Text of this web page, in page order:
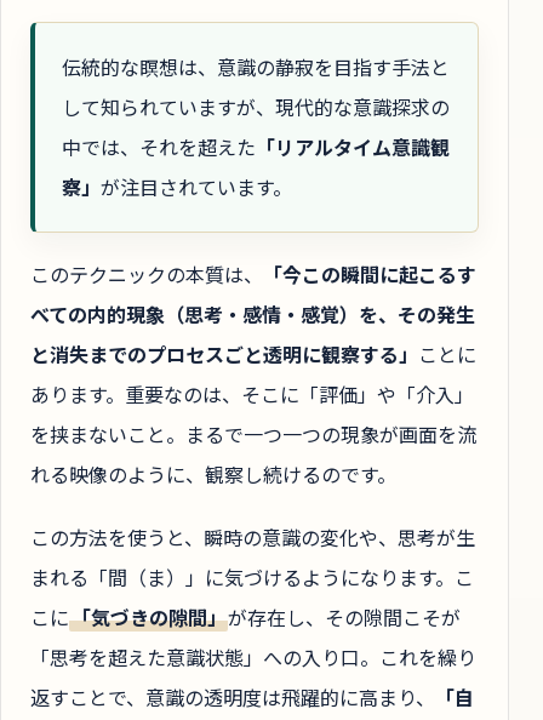
伝統的な瞑想は、意識の静寂を目指す手法と
して知られていますが、現代的な意識探求の
中では、それを超えた 「リアルタイム意識観
察」 が注目されています。
このテクニックの本質は、
「今この瞬間に起こるす
べての内的現象（思考・感情・感覚）を、その発生
と消失までのプロセスごと透明に観察する」 ことに
あります。重要なのは、そこに「評価」や「介入」
を挟まないこと。まるで一つ一つの現象が画面を流
れる映像のように、観察し続けるのです。
この方法を使うと、瞬時の意識の変化や、思考が生
まれる「間（ま）」に気づけるようになります。こ
こに「気づきの隙間」が存在し、その隙間こそが
「思考を超えた意識状態」への入り口。これを繰り
返すことで、意識の透明度は飛躍的に高まり、
「自